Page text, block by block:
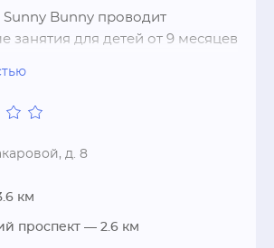
Sunny Bunny проводит
занятия для детей от 9 месяцев
и легко, потому что
здесь заинтересовывают,
и поддерживаем. Мы
в которых
творческие,
способствовать развитию
д. 8
км
проспект — 2.6 км